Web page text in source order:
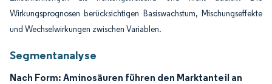
Wirkungsprognosen berücksichtigen Basiswachstum, Mischungseffekte
und Wechselwirkungen zwischen Variablen.
Segmentanalyse
Nach Form: Aminosäuren führen den Marktanteil an